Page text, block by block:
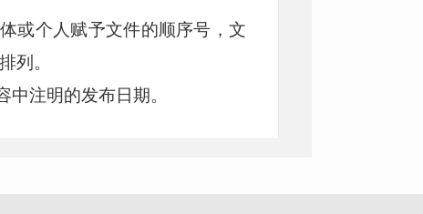
或个人赋予文件的顺序号，文
列。
注明的发布日期。